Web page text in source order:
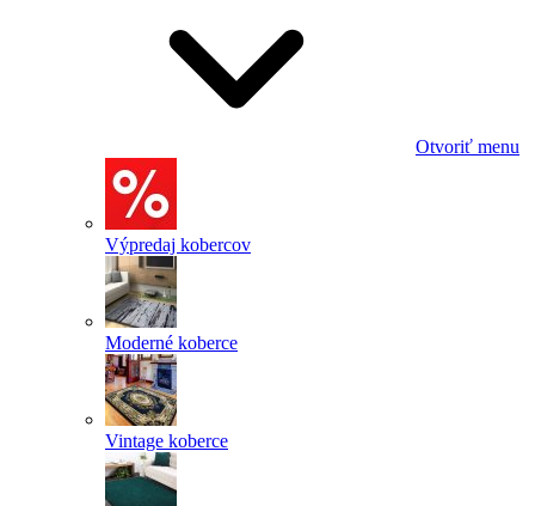
Otvoriť menu
Výpredaj kobercov
Moderné koberce
Vintage koberce